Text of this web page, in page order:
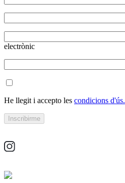
electrònic
He llegit i accepto les condicions d'ús.